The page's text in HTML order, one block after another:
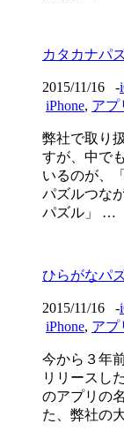
カタカナパ
2015/11/16 -
iPhone, アプ
弊社で取り
すが、中で
いるのが、
パズルつな
パズル」 …
ひらがなパ
2015/11/16 -
iPhone, アプ
今から３年
リリースし
のアプリの
た、弊社の